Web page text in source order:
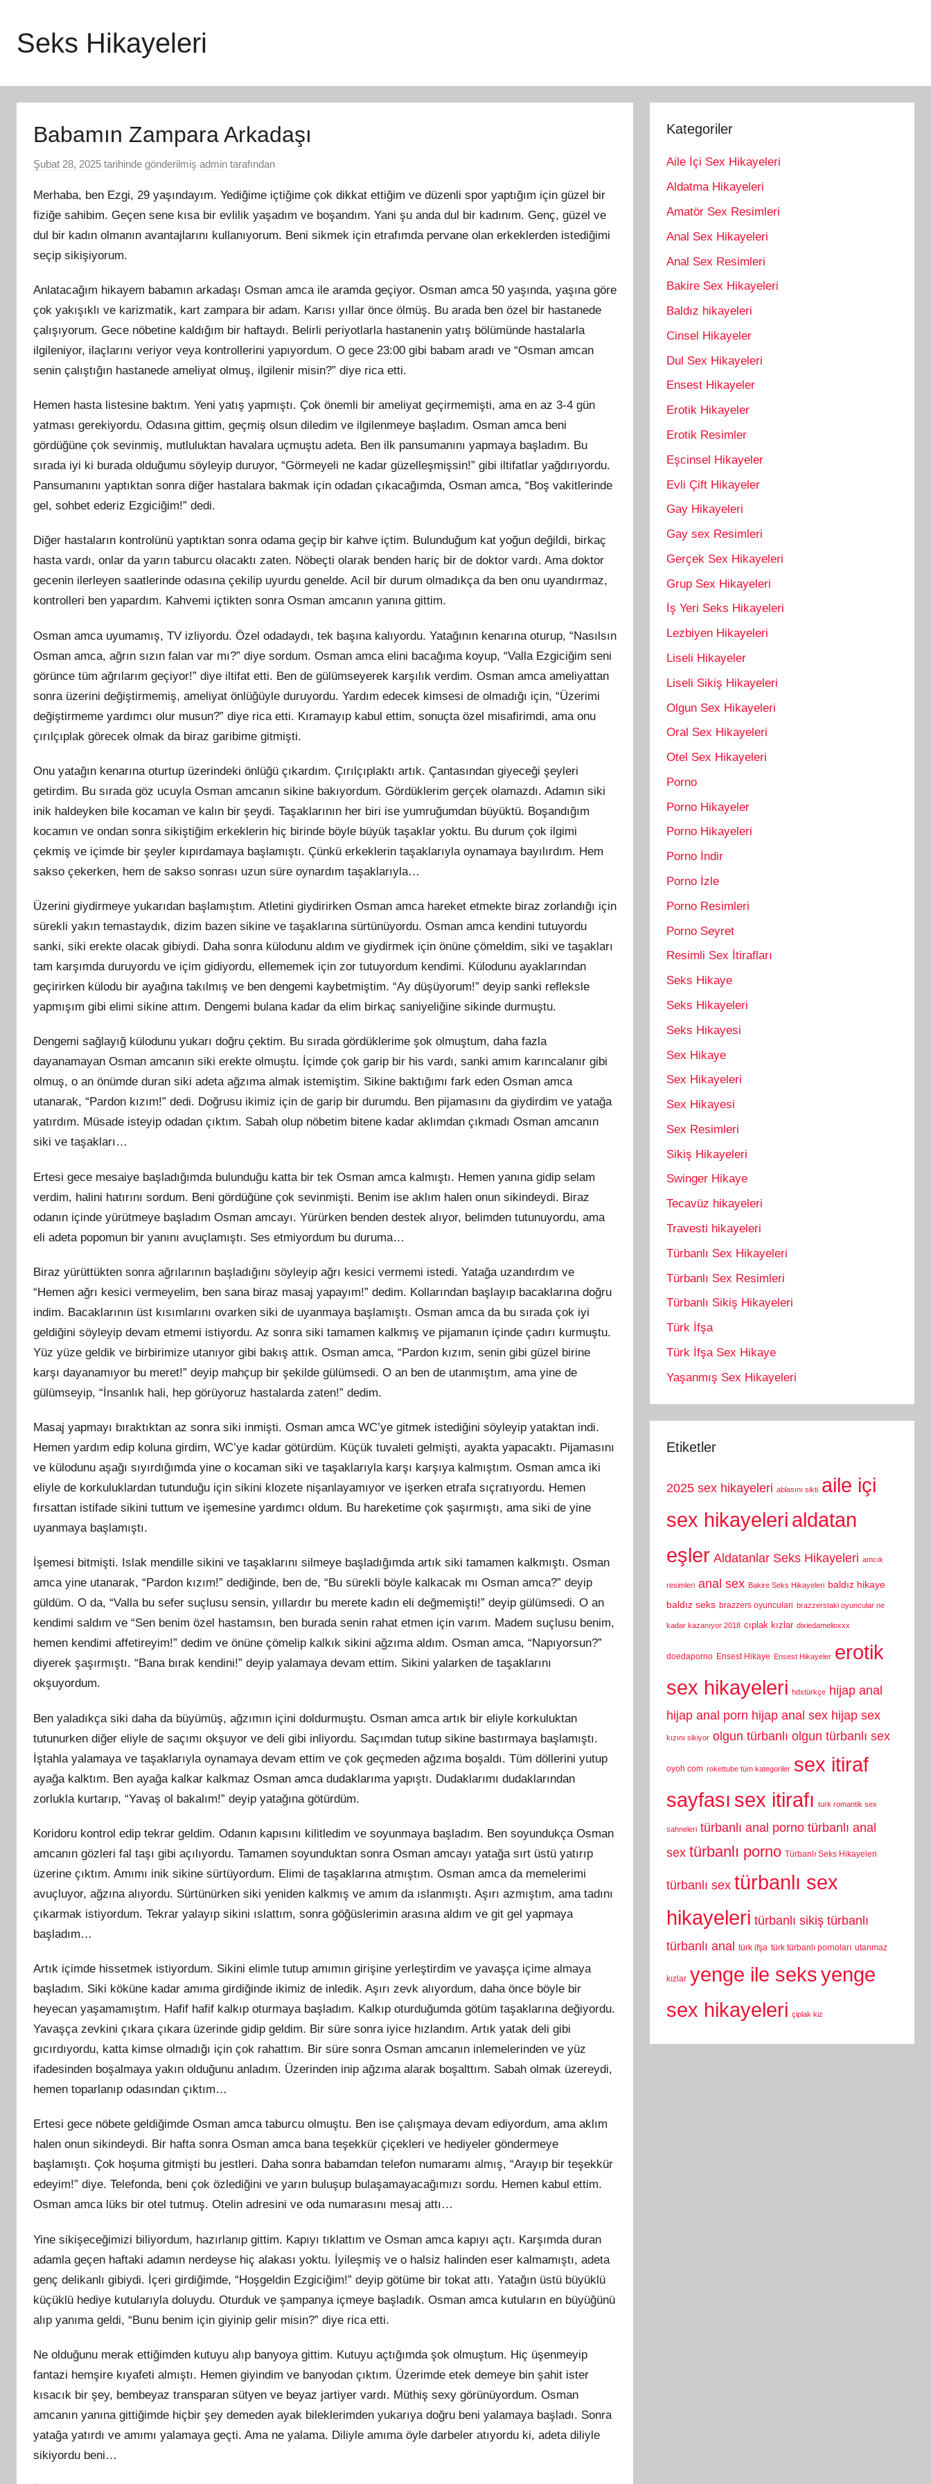
Seks Hikayeleri
Babamın Zampara Arkadaşı
Şubat 28, 2025 tarihinde gönderilmiş admin tarafından
Merhaba, ben Ezgi, 29 yaşındayım. Yediğime içtiğime çok dikkat ettiğim ve düzenli spor yaptığım için güzel bir
fiziğe sahibim. Geçen sene kısa bir evlilik yaşadım ve boşandım. Yani şu anda dul bir kadınım. Genç, güzel ve
dul bir kadın olmanın avantajlarını kullanıyorum. Beni sikmek için etrafımda pervane olan erkeklerden istediğimi
seçip sikişiyorum.
Anlatacağım hikayem babamın arkadaşı Osman amca ile aramda geçiyor. Osman amca 50 yaşında, yaşına göre
çok yakışıklı ve karizmatik, kart zampara bir adam. Karısı yıllar önce ölmüş. Bu arada ben özel bir hastanede
çalışıyorum. Gece nöbetine kaldığım bir haftaydı. Belirli periyotlarla hastanenin yatış bölümünde hastalarla
ilgileniyor, ilaçlarını veriyor veya kontrollerini yapıyordum. O gece 23:00 gibi babam aradı ve “Osman amcan
senin çalıştığın hastanede ameliyat olmuş, ilgilenir misin?” diye rica etti.
Hemen hasta listesine baktım. Yeni yatış yapmıştı. Çok önemli bir ameliyat geçirmemişti, ama en az 3-4 gün
yatması gerekiyordu. Odasına gittim, geçmiş olsun diledim ve ilgilenmeye başladım. Osman amca beni
gördüğüne çok sevinmiş, mutluluktan havalara uçmuştu adeta. Ben ilk pansumanını yapmaya başladım. Bu
sırada iyi ki burada olduğumu söyleyip duruyor, “Görmeyeli ne kadar güzelleşmişsin!” gibi iltifatlar yağdırıyordu.
Pansumanını yaptıktan sonra diğer hastalara bakmak için odadan çıkacağımda, Osman amca, “Boş vakitlerinde
gel, sohbet ederiz Ezgiciğim!” dedi.
Diğer hastaların kontrolünü yaptıktan sonra odama geçip bir kahve içtim. Bulunduğum kat yoğun değildi, birkaç
hasta vardı, onlar da yarın taburcu olacaktı zaten. Nöbeçti olarak benden hariç bir de doktor vardı. Ama doktor
gecenin ilerleyen saatlerinde odasına çekilip uyurdu genelde. Acil bir durum olmadıkça da ben onu uyandırmaz,
kontrolleri ben yapardım. Kahvemi içtikten sonra Osman amcanın yanına gittim.
Osman amca uyumamış, TV izliyordu. Özel odadaydı, tek başına kalıyordu. Yatağının kenarına oturup, “Nasılsın
Osman amca, ağrın sızın falan var mı?” diye sordum. Osman amca elini bacağıma koyup, “Valla Ezgiciğim seni
görünce tüm ağrılarım geçiyor!” diye iltifat etti. Ben de gülümseyerek karşılık verdim. Osman amca ameliyattan
sonra üzerini değiştirmemiş, ameliyat önlüğüyle duruyordu. Yardım edecek kimsesi de olmadığı için, “Üzerimi
değiştirmeme yardımcı olur musun?” diye rica etti. Kıramayıp kabul ettim, sonuçta özel misafirimdi, ama onu
çırılçıplak görecek olmak da biraz garibime gitmişti.
Onu yatağın kenarına oturtup üzerindeki önlüğü çıkardım. Çırılçıplaktı artık. Çantasından giyeceği şeyleri
getirdim. Bu sırada göz ucuyla Osman amcanın sikine bakıyordum. Gördüklerim gerçek olamazdı. Adamın siki
inik haldeyken bile kocaman ve kalın bir şeydi. Taşaklarının her biri ise yumruğumdan büyüktü. Boşandığım
kocamın ve ondan sonra sikiştiğim erkeklerin hiç birinde böyle büyük taşaklar yoktu. Bu durum çok ilgimi
çekmiş ve içimde bir şeyler kıpırdamaya başlamıştı. Çünkü erkeklerin taşaklarıyla oynamaya bayılırdım. Hem
sakso çekerken, hem de sakso sonrası uzun süre oynardım taşaklarıyla…
Üzerini giydirmeye yukarıdan başlamıştım. Atletini giydirirken Osman amca hareket etmekte biraz zorlandığı için
sürekli yakın temastaydık, dizim bazen sikine ve taşaklarına sürtünüyordu. Osman amca kendini tutuyordu
sanki, siki erekte olacak gibiydi. Daha sonra külodunu aldım ve giydirmek için önüne çömeldim, siki ve taşakları
tam karşımda duruyordu ve içim gidiyordu, ellememek için zor tutuyordum kendimi. Külodunu ayaklarından
geçirirken külodu bir ayağına takılmış ve ben dengemi kaybetmiştim. “Ay düşüyorum!” deyip sanki refleksle
yapmışım gibi elimi sikine attım. Dengemi bulana kadar da elim birkaç saniyeliğine sikinde durmuştu.
Dengemi sağlayığ külodunu yukarı doğru çektim. Bu sırada gördüklerime şok olmuştum, daha fazla
dayanamayan Osman amcanın siki erekte olmuştu. İçimde çok garip bir his vardı, sanki amım karıncalanır gibi
olmuş, o an önümde duran siki adeta ağzıma almak istemiştim. Sikine baktığımı fark eden Osman amca
utanarak, “Pardon kızım!” dedi. Doğrusu ikimiz için de garip bir durumdu. Ben pijamasını da giydirdim ve yatağa
yatırdım. Müsade isteyip odadan çıktım. Sabah olup nöbetim bitene kadar aklımdan çıkmadı Osman amcanın
siki ve taşakları…
Ertesi gece mesaiye başladığımda bulunduğu katta bir tek Osman amca kalmıştı. Hemen yanına gidip selam
verdim, halini hatırını sordum. Beni gördüğüne çok sevinmişti. Benim ise aklım halen onun sikindeydi. Biraz
odanın içinde yürütmeye başladım Osman amcayı. Yürürken benden destek alıyor, belimden tutunuyordu, ama
eli adeta popomun bir yanını avuçlamıştı. Ses etmiyordum bu duruma…
Biraz yürüttükten sonra ağrılarının başladığını söyleyip ağrı kesici vermemi istedi. Yatağa uzandırdım ve
“Hemen ağrı kesici vermeyelim, ben sana biraz masaj yapayım!” dedim. Kollarından başlayıp bacaklarına doğru
indim. Bacaklarının üst kısımlarını ovarken siki de uyanmaya başlamıştı. Osman amca da bu sırada çok iyi
geldiğini söyleyip devam etmemi istiyordu. Az sonra siki tamamen kalkmış ve pijamanın içinde çadırı kurmuştu.
Yüz yüze geldik ve birbirimize utanıyor gibi bakış attık. Osman amca, “Pardon kızım, senin gibi güzel birine
karşı dayanamıyor bu meret!” deyip mahçup bir şekilde gülümsedi. O an ben de utanmıştım, ama yine de
gülümseyip, “İnsanlık hali, hep görüyoruz hastalarda zaten!” dedim.
Masaj yapmayı bıraktıktan az sonra siki inmişti. Osman amca WC’ye gitmek istediğini söyleyip yataktan indi.
Hemen yardım edip koluna girdim, WC’ye kadar götürdüm. Küçük tuvaleti gelmişti, ayakta yapacaktı. Pijamasını
ve külodunu aşağı sıyırdığımda yine o kocaman siki ve taşaklarıyla karşı karşıya kalmıştım. Osman amca iki
eliyle de korkuluklardan tutunduğu için sikini klozete nişanlayamıyor ve işerken etrafa sıçratıyordu. Hemen
fırsattan istifade sikini tuttum ve işemesine yardımcı oldum. Bu hareketime çok şaşırmıştı, ama siki de yine
uyanmaya başlamıştı.
İşemesi bitmişti. Islak mendille sikini ve taşaklarını silmeye başladığımda artık siki tamamen kalkmıştı. Osman
amca yine utanarak, “Pardon kızım!” dediğinde, ben de, “Bu sürekli böyle kalkacak mı Osman amca?” deyip
güldüm. O da, “Valla bu sefer suçlusu sensin, yıllardır bu merete kadın eli değmemişti!” deyip gülümsedi. O an
kendimi saldım ve “Sen benim özel hastamsın, ben burada senin rahat etmen için varım. Madem suçlusu benim,
hemen kendimi affetireyim!” dedim ve önüne çömelip kalkık sikini ağzıma aldım. Osman amca, “Napıyorsun?”
diyerek şaşırmıştı. “Bana bırak kendini!” deyip yalamaya devam ettim. Sikini yalarken de taşaklarını
okşuyordum.
Ben yaladıkça siki daha da büyümüş, ağzımın içini doldurmuştu. Osman amca artık bir eliyle korkuluktan
tutunurken diğer eliyle de saçımı okşuyor ve deli gibi inliyordu. Saçımdan tutup sikine bastırmaya başlamıştı.
İştahla yalamaya ve taşaklarıyla oynamaya devam ettim ve çok geçmeden ağzıma boşaldı. Tüm döllerini yutup
ayağa kalktım. Ben ayağa kalkar kalkmaz Osman amca dudaklarıma yapıştı. Dudaklarımı dudaklarından
zorlukla kurtarıp, “Yavaş ol bakalım!” deyip yatağına götürdüm.
Koridoru kontrol edip tekrar geldim. Odanın kapısını kilitledim ve soyunmaya başladım. Ben soyundukça Osman
amcanın gözleri fal taşı gibi açılıyordu. Tamamen soyunduktan sonra Osman amcayı yatağa sırt üstü yatırıp
üzerine çıktım. Amımı inik sikine sürtüyordum. Elimi de taşaklarına atmıştım. Osman amca da memelerimi
avuçluyor, ağzına alıyordu. Sürtünürken siki yeniden kalkmış ve amım da ıslanmıştı. Aşırı azmıştım, ama tadını
çıkarmak istiyordum. Tekrar yalayıp sikini ıslattım, sonra göğüslerimin arasına aldım ve git gel yapmaya
başladım…
Artık içimde hissetmek istiyordum. Sikini elimle tutup amımın girişine yerleştirdim ve yavaşça içime almaya
başladım. Siki köküne kadar amıma girdiğinde ikimiz de inledik. Aşırı zevk alıyordum, daha önce böyle bir
heyecan yaşamamıştım. Hafif hafif kalkıp oturmaya başladım. Kalkıp oturduğumda götüm taşaklarına değiyordu.
Yavaşça zevkini çıkara çıkara üzerinde gidip geldim. Bir süre sonra iyice hızlandım. Artık yatak deli gibi
gıcırdıyordu, katta kimse olmadığı için çok rahattım. Bir süre sonra Osman amcanın inlemelerinden ve yüz
ifadesinden boşalmaya yakın olduğunu anladım. Üzerinden inip ağzıma alarak boşalttım. Sabah olmak üzereydi,
hemen toparlanıp odasından çıktım…
Ertesi gece nöbete geldiğimde Osman amca taburcu olmuştu. Ben ise çalışmaya devam ediyordum, ama aklım
halen onun sikindeydi. Bir hafta sonra Osman amca bana teşekkür çiçekleri ve hediyeler göndermeye
başlamıştı. Çok hoşuma gitmişti bu jestleri. Daha sonra babamdan telefon numaramı almış, “Arayıp bir teşekkür
edeyim!” diye. Telefonda, beni çok özlediğini ve yarın buluşup bulaşamayacağımızı sordu. Hemen kabul ettim.
Osman amca lüks bir otel tutmuş. Otelin adresini ve oda numarasını mesaj attı…
Yine sikişeceğimizi biliyordum, hazırlanıp gittim. Kapıyı tıklattım ve Osman amca kapıyı açtı. Karşımda duran
adamla geçen haftaki adamın nerdeyse hiç alakası yoktu. İyileşmiş ve o halsiz halinden eser kalmamıştı, adeta
genç delikanlı gibiydi. İçeri girdiğimde, “Hoşgeldin Ezgiciğim!” deyip götüme bir tokat attı. Yatağın üstü büyüklü
küçüklü hediye kutularıyla doluydu. Oturduk ve şampanya içmeye başladık. Osman amca kutuların en büyüğünü
alıp yanıma geldi, “Bunu benim için giyinip gelir misin?” diye rica etti.
Ne olduğunu merak ettiğimden kutuyu alıp banyoya gittim. Kutuyu açtığımda şok olmuştum. Hiç üşenmeyip
fantazi hemşire kıyafeti almıştı. Hemen giyindim ve banyodan çıktım. Üzerimde etek demeye bin şahit ister
kısacık bir şey, bembeyaz transparan sütyen ve beyaz jartiyer vardı. Müthiş sexy görünüyordum. Osman
amcanın yanına gittiğimde hiçbir şey demeden ayak bileklerimden yukarıya doğru beni yalamaya başladı. Sonra
yatağa yatırdı ve amımı yalamaya geçti. Ama ne yalama. Diliyle amıma öyle darbeler atıyordu ki, adeta diliyle
sikiyordu beni…
Kategoriler
Aile İçi Sex Hikayeleri
Aldatma Hikayeleri
Amatör Sex Resimleri
Anal Sex Hikayeleri
Anal Sex Resimleri
Bakire Sex Hikayeleri
Baldız hikayeleri
Cinsel Hikayeler
Dul Sex Hikayeleri
Ensest Hikayeler
Erotik Hikayeler
Erotik Resimler
Eşcinsel Hikayeler
Evli Çift Hikayeler
Gay Hikayeleri
Gay sex Resimleri
Gerçek Sex Hikayeleri
Grup Sex Hikayeleri
İş Yeri Seks Hikayeleri
Lezbiyen Hikayeleri
Liseli Hikayeler
Liseli Sikiş Hikayeleri
Olgun Sex Hikayeleri
Oral Sex Hikayeleri
Otel Sex Hikayeleri
Porno
Porno Hikayeler
Porno Hikayeleri
Porno İndir
Porno İzle
Porno Resimleri
Porno Seyret
Resimli Sex İtirafları
Seks Hikaye
Seks Hikayeleri
Seks Hikayesi
Sex Hikaye
Sex Hikayeleri
Sex Hikayesi
Sex Resimleri
Sikiş Hikayeleri
Swinger Hikaye
Tecavüz hikayeleri
Travesti hikayeleri
Türbanlı Sex Hikayeleri
Türbanlı Sex Resimleri
Türbanlı Sikiş Hikayeleri
Türk İfşa
Türk İfşa Sex Hikaye
Yaşanmış Sex Hikayeleri
Etiketler
2025 sex hikayeleri ablasını sikti aile içi
sex hikayeleri aldatan
eşler Aldatanlar Seks Hikayeleri amcık
resimleri anal sex Bakire Seks Hikayeleri baldız hikaye
baldız seks brazzers oyunculari brazzerstaki oyuncular ne
kadar kazanıyor 2018 cıplak kızlar dixiedamelioxxx
doedaporno Ensest Hikaye Ensest Hikayeler erotik
sex hikayeleri hdxtürkçe hijap anal
hijap anal porn hijap anal sex hijap sex
kızını sikiyor olgun türbanlı olgun türbanlı sex
oyoh com rokettube tüm kategoriler sex itiraf
sayfası sex itirafı turk romantik sex
sahneleri türbanlı anal porno türbanlı anal
sex türbanlı porno Türbanlı Seks Hikayeleri
türbanlı sex türbanlı sex
hikayeleri türbanlı sikiş türbanlı
türbanlı anal türk ifşa türk türbanlı pornoları utanmaz
kızlar yenge ile seksyenge
sex hikayeleri çiplak kiz